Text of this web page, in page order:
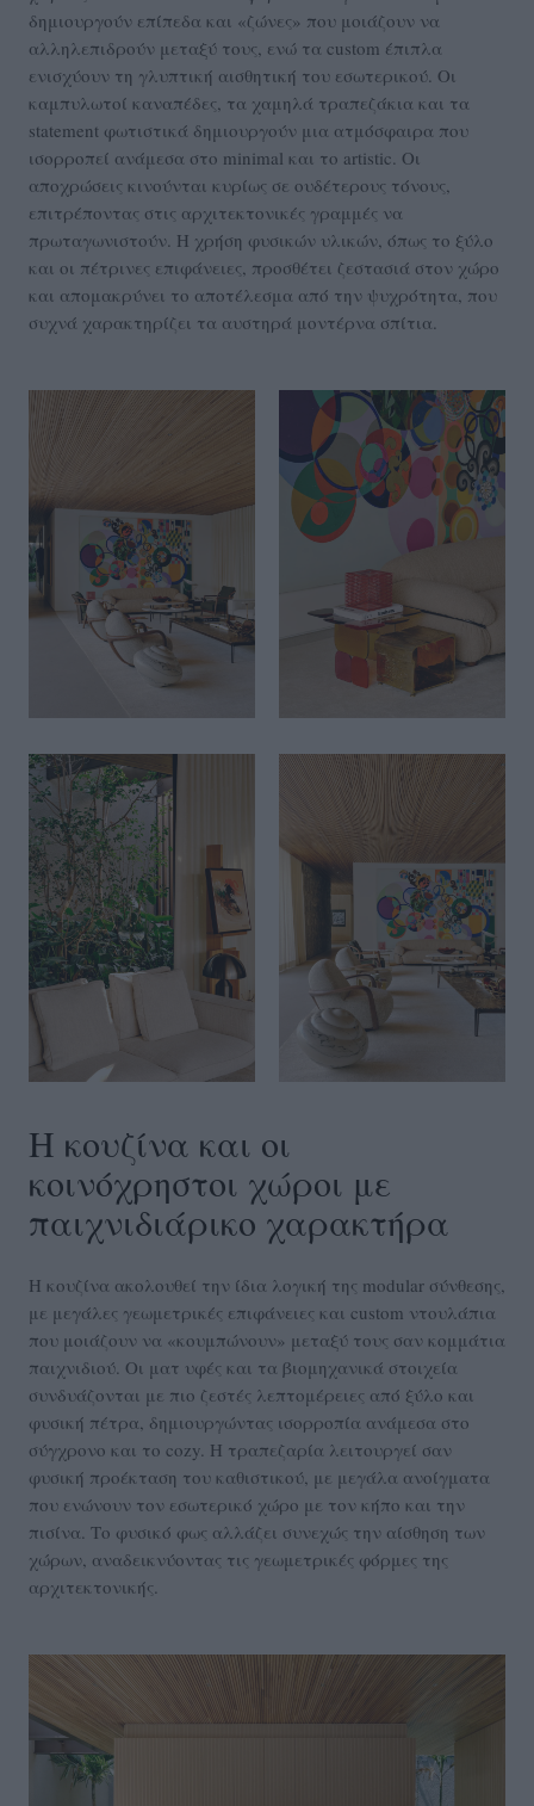
δημιουργούν επίπεδα και «ζώνες» που μοιάζουν να
αλληλεπιδρούν μεταξύ τους, ενώ τα custom έπιπλα
ενισχύουν τη γλυπτική αισθητική του εσωτερικού. Οι
καμπυλωτοί καναπέδες, τα χαμηλά τραπεζάκια και τα
statement φωτιστικά δημιουργούν μια ατμόσφαιρα που
ισορροπεί ανάμεσα στο minimal και το artistic. Οι
αποχρώσεις κινούνται κυρίως σε ουδέτερους τόνους,
επιτρέποντας στις αρχιτεκτονικές γραμμές να
πρωταγωνιστούν. Η χρήση φυσικών υλικών, όπως το ξύλο
και οι πέτρινες επιφάνειες, προσθέτει ζεστασιά στον χώρο
και απομακρύνει το αποτέλεσμα από την ψυχρότητα, που
συχνά χαρακτηρίζει τα αυστηρά μοντέρνα σπίτια.
Η κουζίνα και οι
κοινόχρηστοι χώροι με
παιχνιδιάρικο χαρακτήρα
Η κουζίνα ακολουθεί την ίδια λογική της modular σύνθεσης,
με μεγάλες γεωμετρικές επιφάνειες και custom ντουλάπια
που μοιάζουν να «κουμπώνουν» μεταξύ τους σαν κομμάτια
παιχνιδιού. Οι ματ υφές και τα βιομηχανικά στοιχεία
συνδυάζονται με πιο ζεστές λεπτομέρειες από ξύλο και
φυσική πέτρα, δημιουργώντας ισορροπία ανάμεσα στο
σύγχρονο και το cozy. Η τραπεζαρία λειτουργεί σαν
φυσική προέκταση του καθιστικού, με μεγάλα ανοίγματα
που ενώνουν τον εσωτερικό χώρο με τον κήπο και την
πισίνα. Το φυσικό φως αλλάζει συνεχώς την αίσθηση των
χώρων, αναδεικνύοντας τις γεωμετρικές φόρμες της
αρχιτεκτονικής.